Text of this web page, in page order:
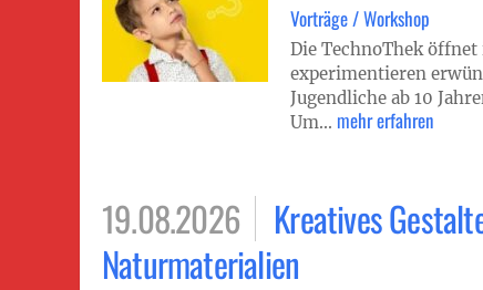
Vorträge / Workshop
Die TechnoThek
experimentieren
Jugendliche ab 10
Um... mehr erfahren
19.08.2026
Kreatives
Naturmaterialien